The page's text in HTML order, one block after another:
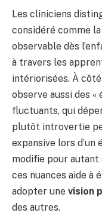
Les cliniciens
considéré comme
observable dès
à travers les
intériorisées. À
observe aussi des
fluctuants, qui
plutôt introvertie
expansive lors
modifie pour
ces nuances aide à
adopter une vision
des autres.